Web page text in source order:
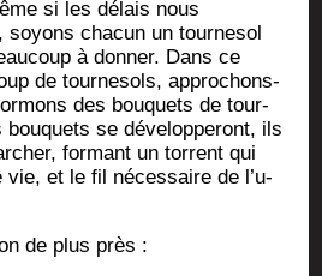
si les délais nous
soyons cha­cun un tour­ne­sol
à don­ner. Dans ce
de tour­ne­sols, appro­chons-
des bou­quets de tour­
se déve­lop­pe­ront, ils
for­mant un tor­rent qui
vie, et le fil néces­saire de l’u­
de plus près :